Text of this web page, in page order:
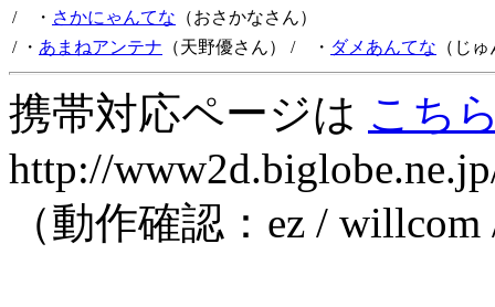
/ ・ さかにゃんてな （おさかなさん）
/ ・ あまねアンテナ （天野優さん） / ・ ダメあんてな （じ
携帯対応ページは こち
http://
（動作確認：ez /